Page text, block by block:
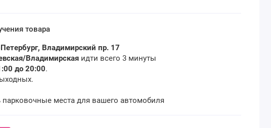
товара
Владимирский пр. 17
Владимирскаяидти всего 3 минуты
до 20:00.
парковочные места для вашего автомобиля